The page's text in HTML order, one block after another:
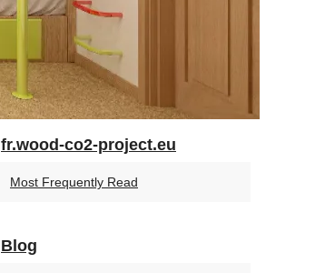
fr.wood-co2-project.eu
Most Frequently Read
Blog